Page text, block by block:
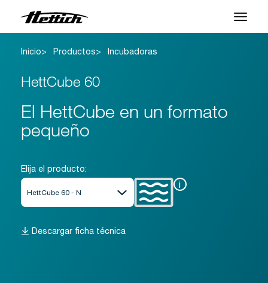
Productos
Aplicaciones
Centro de Soporte
Sobre nosotros
Contacto
Noticias y Eventos
Descargas
Inicio Productos Incubadoras
HettCube 60
El HettCube en un formato
pequeño
Elija el producto:
i
Descargar ficha técnica